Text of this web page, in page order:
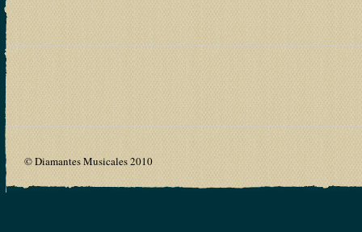
© Diamantes Musicales 2010